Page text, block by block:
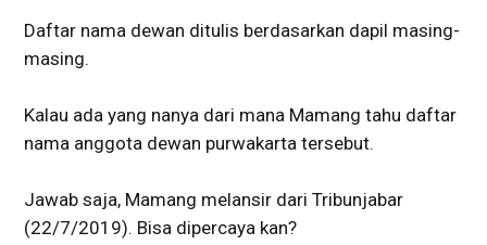
Daftar nama dewan ditulis berdasarkan dapil masing-
masing.
Kalau ada yang nanya dari mana Mamang tahu daftar
nama anggota dewan purwakarta tersebut.
Jawab saja, Mamang melansir dari Tribunjabar
(22/7/2019). Bisa dipercaya kan?